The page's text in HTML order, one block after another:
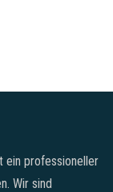
ein professioneller
Wir sind